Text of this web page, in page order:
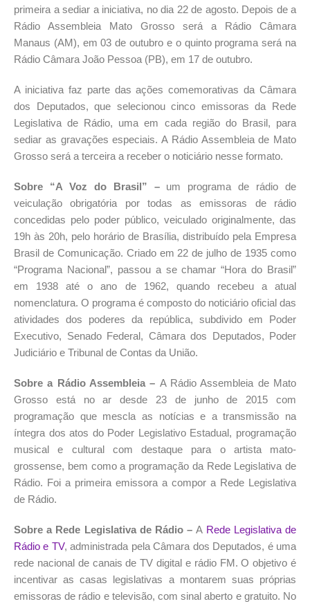
primeira a sediar a iniciativa, no dia 22 de agosto. Depois de a
Rádio Assembleia Mato Grosso será a Rádio Câmara
Manaus (AM), em 03 de outubro e o quinto programa será na
Rádio Câmara João Pessoa (PB), em 17 de outubro.
A iniciativa faz parte das ações comemorativas da Câmara
dos Deputados, que selecionou cinco emissoras da Rede
Legislativa de Rádio, uma em cada região do Brasil, para
sediar as gravações especiais. A Rádio Assembleia de Mato
Grosso será a terceira a receber o noticiário nesse formato.
Sobre “A Voz do Brasil” – um programa de rádio de
veiculação obrigatória por todas as emissoras de rádio
concedidas pelo poder público, veiculado originalmente, das
19h às 20h, pelo horário de Brasília, distribuído pela Empresa
Brasil de Comunicação. Criado em 22 de julho de 1935 como
“Programa Nacional”, passou a se chamar “Hora do Brasil”
em 1938 até o ano de 1962, quando recebeu a atual
nomenclatura. O programa é composto do noticiário oficial das
atividades dos poderes da república, subdivido em Poder
Executivo, Senado Federal, Câmara dos Deputados, Poder
Judiciário e Tribunal de Contas da União.
Sobre a Rádio Assembleia – A Rádio Assembleia de Mato
Grosso está no ar desde 23 de junho de 2015 com
programação que mescla as notícias e a transmissão na
íntegra dos atos do Poder Legislativo Estadual, programação
musical e cultural com destaque para o artista mato-
grossense, bem como a programação da Rede Legislativa de
Rádio. Foi a primeira emissora a compor a Rede Legislativa
de Rádio.
Sobre a Rede Legislativa de Rádio –A Rede Legislativa de
Rádio e TV, administrada pela Câmara dos Deputados, é uma
rede nacional de canais de TV digital e rádio FM. O objetivo é
incentivar as casas legislativas a montarem suas próprias
emissoras de rádio e televisão, com sinal aberto e gratuito. No